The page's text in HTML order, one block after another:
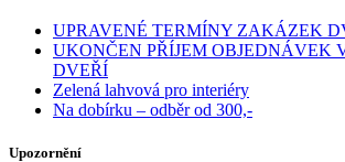
UPRAVENÉ TERMÍNY ZAKÁZEK
UKONČEN PŘÍJEM OBJEDNÁVEK
DVEŘÍ
Zelená lahvová pro interiéry
Na dobírku – odběr od 300,-
Upozornění